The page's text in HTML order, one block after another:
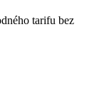
tarifu bez